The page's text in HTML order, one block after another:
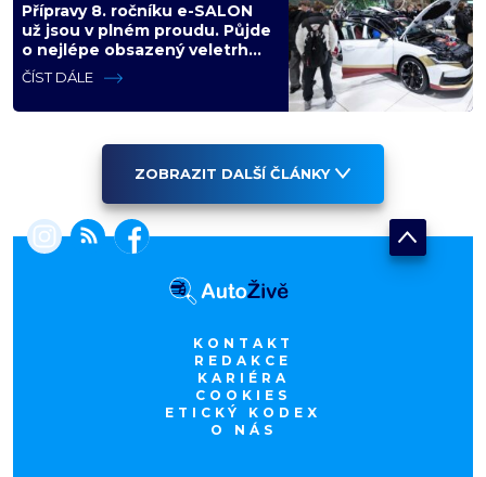
Přípravy 8. ročníku e-SALON
už jsou v plném proudu. Půjde
o nejlépe obsazený veletrh
čisté mobility v historii
ČÍST DÁLE
ZOBRAZIT DALŠÍ ČLÁNKY
KONTAKT
REDAKCE
KARIÉRA
COOKIES
ETICKÝ KODEX
O NÁS